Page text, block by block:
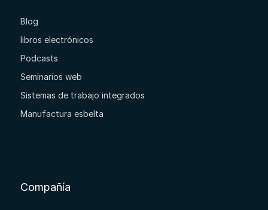
Blog
libros electrónicos
Podcasts
Seminarios web
Sistemas de trabajo integrados
Manufactura esbelta
Compañía